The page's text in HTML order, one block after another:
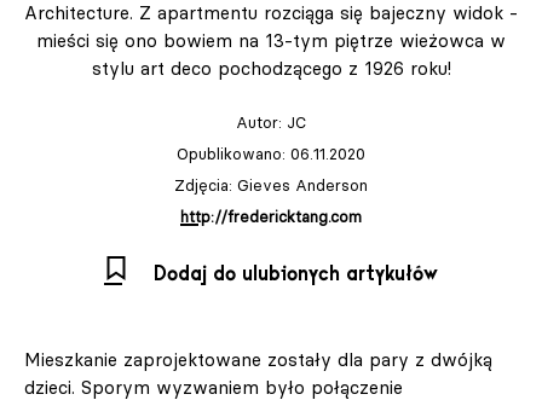
Architecture. Z apartmentu rozciąga się bajeczny widok -
mieści się ono bowiem na 13-tym piętrze wieżowca w
stylu art deco pochodzącego z 1926 roku!
Autor: JC
Opublikowano: 06.11.2020
Zdjęcia: Gieves Anderson
http://fredericktang.com
Dodaj do ulubionych artykułów
Mieszkanie zaprojektowane zostały dla pary z dwójką
dzieci. Sporym wyzwaniem było połączenie